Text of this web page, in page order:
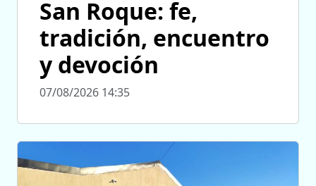
San Roque: fe,
tradición, encuentro
y devoción
07/08/2026 14:35